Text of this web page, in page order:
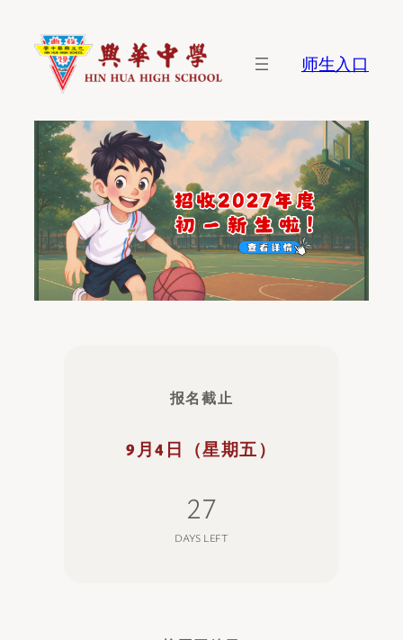
师生入口
报名截止
9月4日（星期五）
27
DAYS LEFT